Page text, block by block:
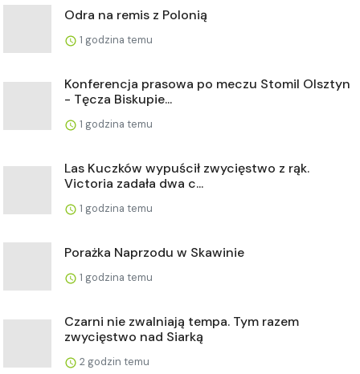
Odra na remis z Polonią
1 godzina temu
Konferencja prasowa po meczu Stomil Olsztyn
- Tęcza Biskupie...
1 godzina temu
Las Kuczków wypuścił zwycięstwo z rąk.
Victoria zadała dwa c...
1 godzina temu
Porażka Naprzodu w Skawinie
1 godzina temu
Czarni nie zwalniają tempa. Tym razem
zwycięstwo nad Siarką
2 godzin temu